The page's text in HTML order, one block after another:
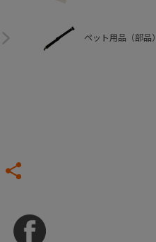
ペット用品（部品）